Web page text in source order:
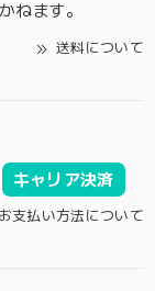
ねます。
送料について
キャリア決済
お支払い方法について